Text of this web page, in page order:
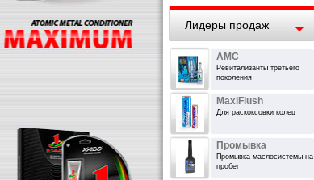
Лидеры продаж
АМС
Ревитализанты третьего
поколения
MaxiFlush
Для раскоксовки колец
Промывка
Промывка маслосистемы на
пробег